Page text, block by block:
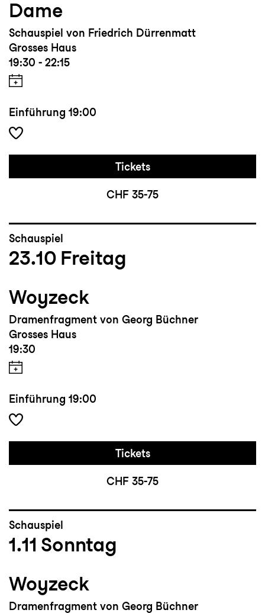
Dame
Schauspiel von Friedrich Dürrenmatt
Grosses Haus
19:30 - 22:15
Einführung 19:00
Tickets
CHF 35-75
Schauspiel
23.10 Freitag
Woyzeck
Dramenfragment von Georg Büchner
Grosses Haus
19:30
Einführung 19:00
Tickets
CHF 35-75
Schauspiel
1.11 Sonntag
Woyzeck
Dramenfragment von Georg Büchner